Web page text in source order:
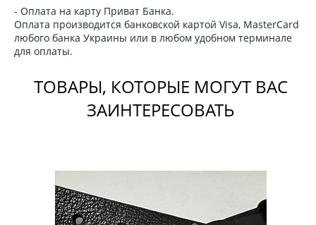
- Оплата на карту Приват Банка.
Оплата производится банковской картой Visa, MasterCard
любого банка Украины или в любом удобном терминале
для оплаты.
ТОВАРЫ, КОТОРЫЕ МОГУТ ВАС
ЗАИНТЕРЕСОВАТЬ